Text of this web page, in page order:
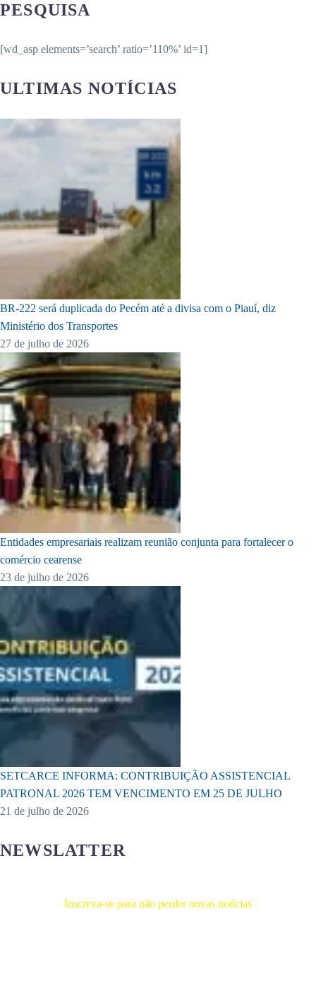
PESQUISA
[wd_asp elements=’search’ ratio=’110%’ id=1]
ULTIMAS NOTÍCIAS
BR-222 será duplicada do Pecém até a divisa com o Piauí, diz
Ministério dos Transportes
27 de julho de 2026
Entidades empresariais realizam reunião conjunta para fortalecer o
comércio cearense
23 de julho de 2026
SETCARCE INFORMA: CONTRIBUIÇÃO ASSISTENCIAL
PATRONAL 2026 TEM VENCIMENTO EM 25 DE JULHO
21 de julho de 2026
NEWSLATTER
Inscreva-se para não perder novas notícias